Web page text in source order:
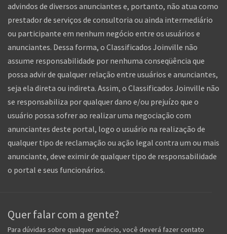
advindos de diversos anunciantes e, portanto, não atua como
prestador de serviços de consultoria ou ainda intermediário
ou participante em nenhum negócio entre os usuários e
anunciantes. Dessa forma, o Classificados Joinville não
assume responsabilidade por nenhuma conseqüência que
possa advir de qualquer relação entre usuários e anunciantes,
seja ela direta ou indireta. Assim, o Classificados Joinville não
se responsabiliza por qualquer dano e/ou prejuízo que o
usuário possa sofrer ao realizar uma negociação com
anunciantes deste portal, logo o usuário na realização de
qualquer tipo de reclamação ou ação legal contra um ou mais
anunciante, deve eximir de qualquer tipo de responsabilidade
o portal e seus funcionários.
Quer falar com a gente?
Para dúvidas sobre qualquer anúncio, você deverá fazer contato